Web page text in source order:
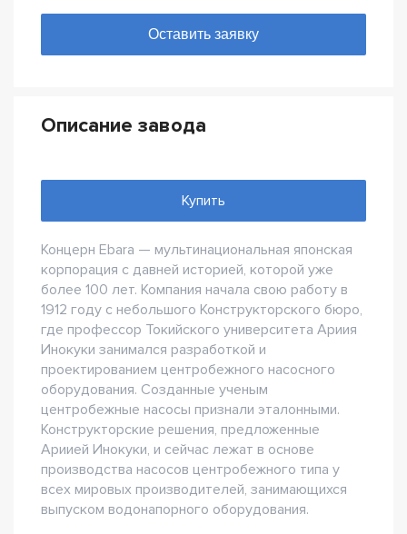
Описание завода
Купить
Концерн Ebara — мультинациональная японская
корпорация с давней историей, которой уже
более 100 лет. Компания начала свою работу в
1912 году с небольшого Конструкторского бюро,
где профессор Токийского университета Ариия
Инокуки занимался разработкой и
проектированием центробежного насосного
оборудования. Созданные ученым
центробежные насосы признали эталонными.
Конструкторские решения, предложенные
Ариией Инокуки, и сейчас лежат в основе
производства насосов центробежного типа у
всех мировых производителей, занимающихся
выпуском водонапорного оборудования.